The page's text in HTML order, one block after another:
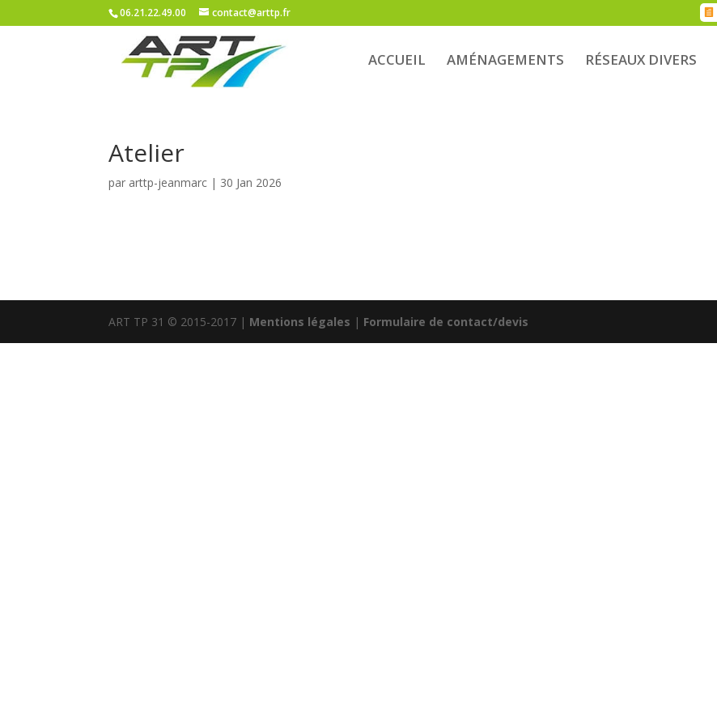
06.21.22.49.00 contact@arttp.fr
ACCUEIL AMÉNAGEMENTS RÉSEAUX DIVERS
Atelier
par arttp-jeanmarc | 30 Jan 2026
ART TP 31 © 2015-2017 | Mentions légales | Formulaire de contact/devis